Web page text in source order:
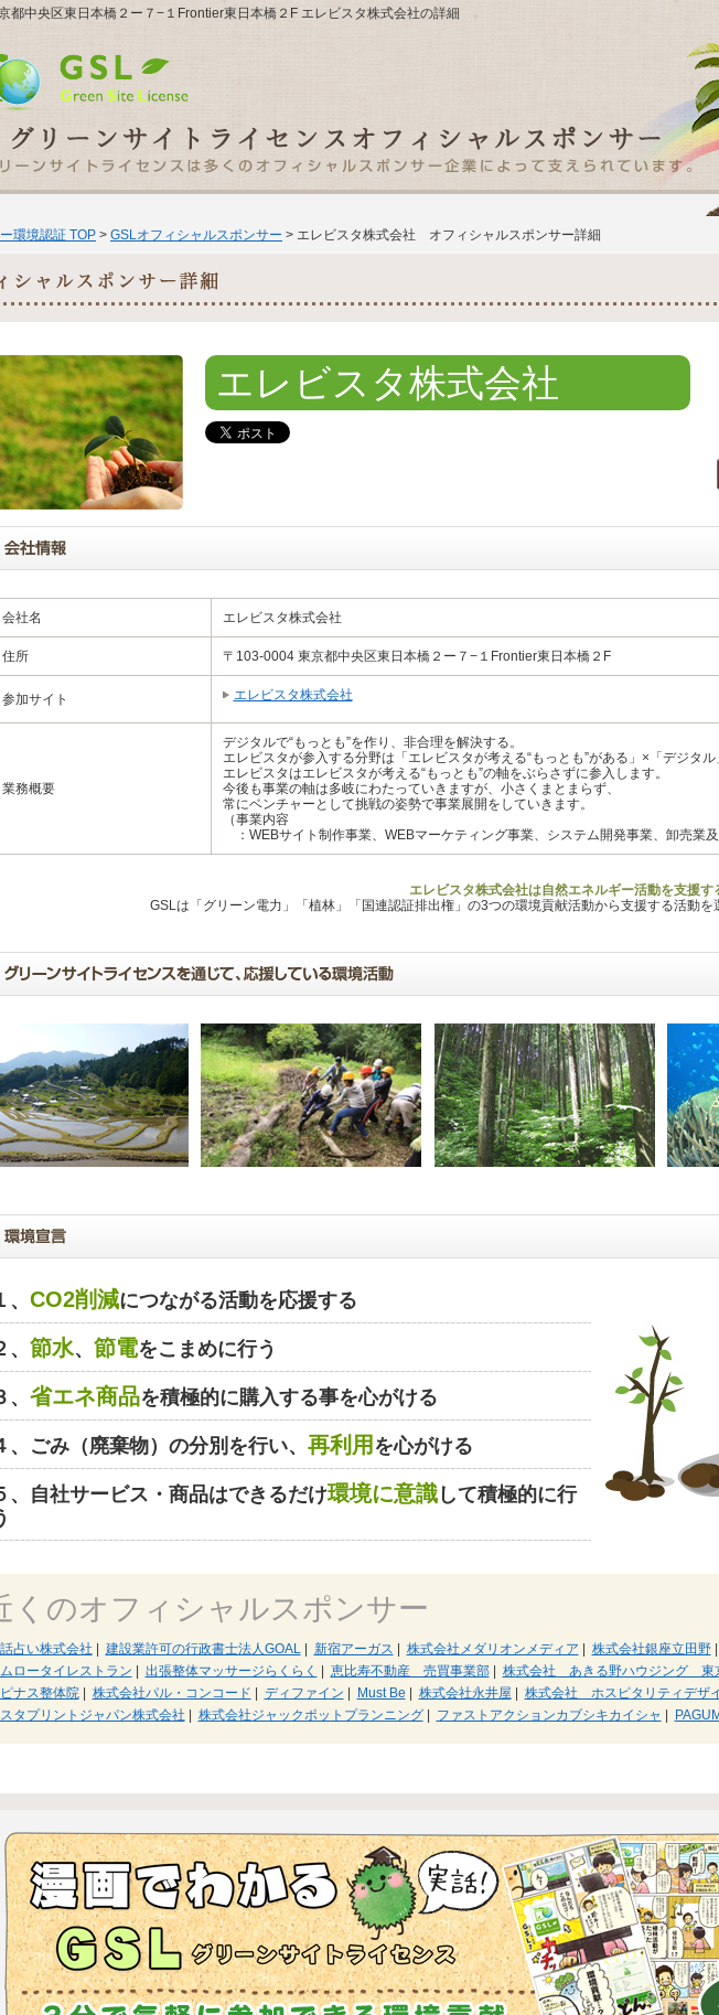
都中央区東日本橋２ー７−１Frontier東日本橋２F エレビスタ株式会社の詳細
環境認証 TOP > GSLオフィシャルスポンサー > エレビスタ株式会社 オフィシャルスポンサー詳細
エレビスタ株式会社
会社名 エレビスタ株式会社
住所 〒103-0004 東京都中央区東日本橋２ー７−１Frontier東日本橋２F
参加サイト エレビスタ株式会社
業務概要
デジタルで“もっとも”を作り、非合理を解決する。
エレビスタが参入する分野は「エレビスタが考える“もっとも”がある」×「デジタル
エレビスタはエレビスタが考える“もっとも”の軸をぶらさずに参入します。
今後も事業の軸は多岐にわたっていきますが、小さくまとまらず、
常にベンチャーとして挑戦の姿勢で事業展開をしていきます。
（事業内容
：WEBサイト制作事業、WEBマーケティング事業、システム開発事業、卸売業及
エレビスタ株式会社は自然エネルギー活動を支援す
GSLは「グリーン電力」「植林」「国連認証排出権」の3つの環境貢献活動から支援する活動を
、 CO2削減につながる活動を応援する
、 節水、 節電をこまめに行う
、 省エネ商品を積極的に購入する事を心がける
、ごみ（廃棄物）の分別を行い、 再利用 を心がける
、自社サービス・商品はできるだけ環境に意識して積極的に行
くのオフィシャルスポンサー
占い株式会社 建設業許可の行政書士法人GOAL| 新宿アーガス 株式会社メダリオンメディア 株式会社銀座立田野|
ロータイレストラン
出張整体マッサージらくらく 恵比寿不動産 売買事業部| 株式会社 あきる野ハウジング 東
ナス整体院| 株式会社パル・コンコード ディファイン Must Be 株式会社永井屋 株式会社 ホスピタリティデザ
タプリントジャパン株式会社
株式会社ジャックポットプランニング| ファストアクションカブシキカイシャ